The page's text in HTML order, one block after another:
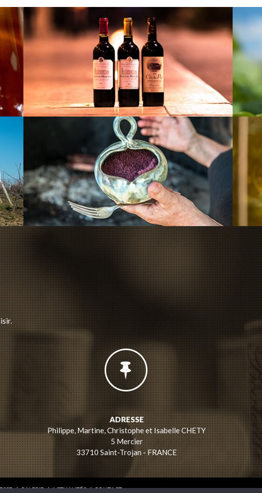
ADRESSE
Philippe, Martine, Christophe et Isabelle CHETY
5 Mercier
33710 Saint-Trojan - FRANCE
/ GALERIE / ACTUALITÉS / CONTACT